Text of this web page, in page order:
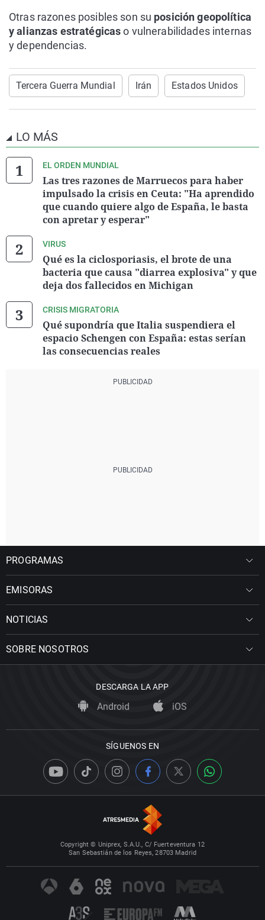
Otras razones posibles son su posición geopolítica
y alianzas estratégicaso vulnerabilidades internas
y dependencias.
Tercera Guerra Mundial Irán Estados Unidos
LO MÁS
EL ORDEN MUNDIAL
Las tres razones de Marruecos para haber
impulsado la crisis en Ceuta: "Ha aprendido
que cuando quiere algo de España, le basta
con apretar y esperar"
VIRUS
Qué es la ciclosporiasis, el brote de una
bacteria que causa "diarrea explosiva" y que
deja dos fallecidos en Michigan
CRISIS MIGRATORIA
Qué supondría que Italia suspendiera el
espacio Schengen con España: estas serían
las consecuencias reales
PROGRAMAS
EMISORAS
NOTICIAS
SOBRE NOSOTROS
DESCARGA LA APP
Android iOS
SÍGUENOS EN
Copyright © Uniprex, S.A.U., C/ Fuerteventura 12
San Sebastián de los Reyes, 28703 Madrid